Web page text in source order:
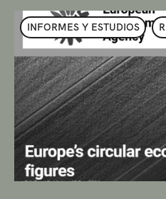
INFORMES Y ESTUDIOS